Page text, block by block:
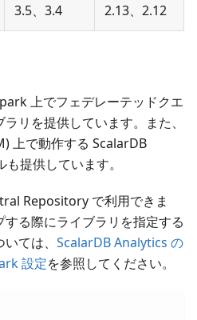
3.5、3.4 2.13、2.12
上でフェデレーテッドクエ
リを提供しています。また、
上で動作する ScalarDB
提供しています。
Repository で利用できま
る際にライブラリを指定する
ては、 ScalarDB Analytics の
設定を参照してください。